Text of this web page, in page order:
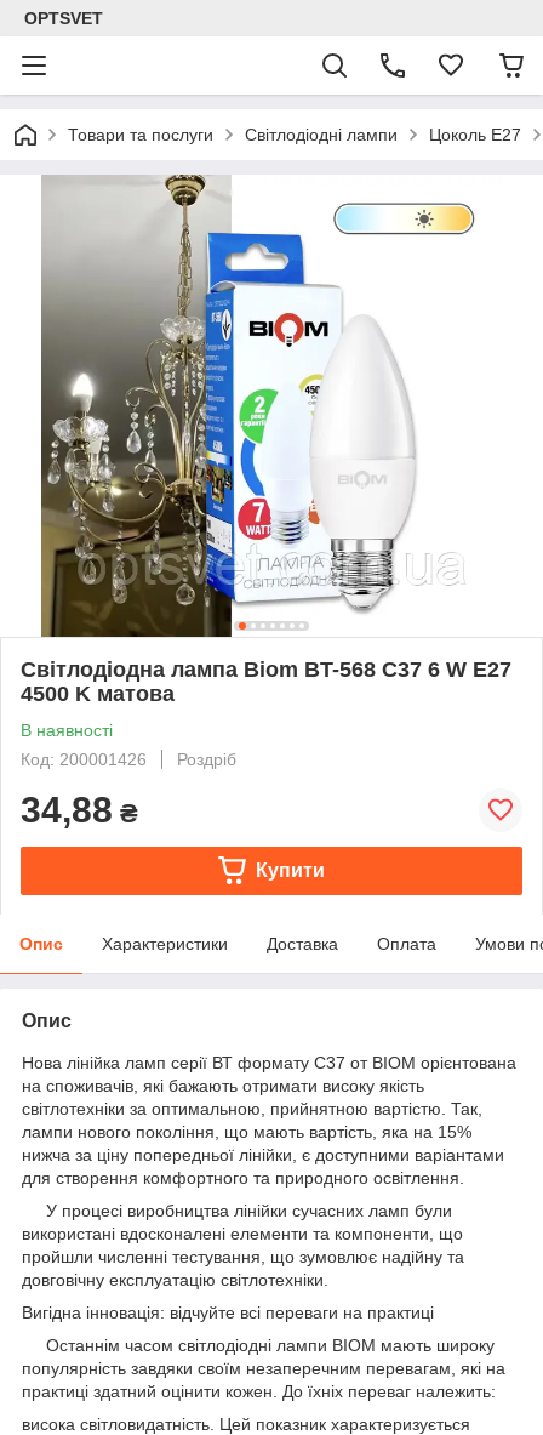
OPTSVET
Товари та послуги Світлодіодні лампи Цоколь E27
Світлодіодна лампа Biom BT-568 C37 6 W E27
4500 K матова
В наявності
Код: 200001426
Роздріб
34,88 ₴
Купити
Опис Характеристики Доставка Оплата Умови
Опис
Нова лінійка ламп серії ВТ формату C37 от BIOM орієнтована
на споживачів, які бажають отримати високу якість
світлотехніки за оптимальною, прийнятною вартістю. Так,
лампи нового покоління, що мають вартість, яка на 15%
нижча за ціну попередньої лінійки, є доступними варіантами
для створення комфортного та природного освітлення.
У процесі виробництва лінійки сучасних ламп були
використані вдосконалені елементи та компоненти, що
пройшли численні тестування, що зумовлює надійну та
довговічну експлуатацію світлотехніки.
Вигідна інновація: відчуйте всі переваги на практиці
Останнім часом світлодіодні лампи BIOM мають широку
популярність завдяки своїм незаперечним перевагам, які на
практиці здатний оцінити кожен. До їхніх переваг належить:
висока світловидатність. Цей показник характеризується